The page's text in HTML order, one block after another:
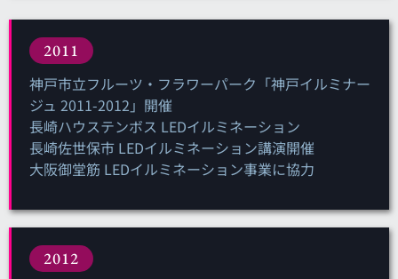
2011
神戸市立フルーツ・フラワーパーク「神戸イルミナー
ジュ 2011-2012」開催
長崎ハウステンボス LEDイルミネーション
長崎佐世保市 LEDイルミネーション講演開催
大阪御堂筋 LEDイルミネーション事業に協力
2012